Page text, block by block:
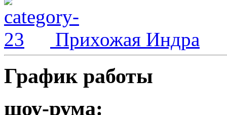
Прихожая Индра
График работы
шоу-рума: